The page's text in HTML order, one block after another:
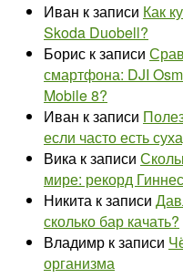
Иван к записи Как
Skoda Duobell?
Борис к записи
смартфона: DJI
Mobile 8?
Иван к записи
если часто есть
Вика к записи
мире: рекорд
Никита к записи
сколько бар качать?
Владимр к записи
организма